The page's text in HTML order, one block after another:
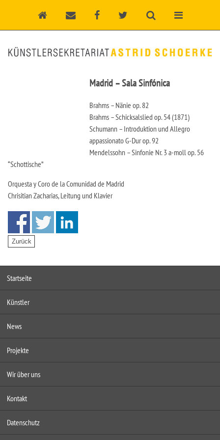
Madrid – Sala Sinfónica
Brahms – Nänie op. 82
Brahms – Schicksalslied op. 54 (1871)
Schumann – Introduktion und Allegro
appassionato G-Dur op. 92
Mendelssohn – Sinfonie Nr. 3 a-moll op. 56
“Schottische”
Orquesta y Coro de la Comunidad de Madrid
Chrisitian Zacharias, Leitung und Klavier
Startseite
Künstler
News
Projekte
Wir über uns
Kontakt
Datenschutz